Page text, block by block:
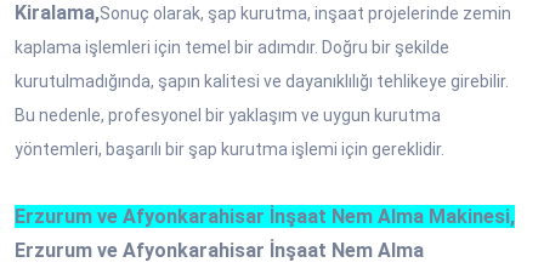
Kiralama,Sonuç olarak, şap kurutma, inşaat projelerinde zemin
kaplama işlemleri için temel bir adımdır. Doğru bir şekilde
kurutulmadığında, şapın kalitesi ve dayanıklılığı tehlikeye girebilir.
Bu nedenle, profesyonel bir yaklaşım ve uygun kurutma
yöntemleri, başarılı bir şap kurutma işlemi için gereklidir.
Erzurum ve Afyonkarahisar İnşaat Nem Alma Makinesi,
Erzurum ve Afyonkarahisar İnşaat Nem Alma